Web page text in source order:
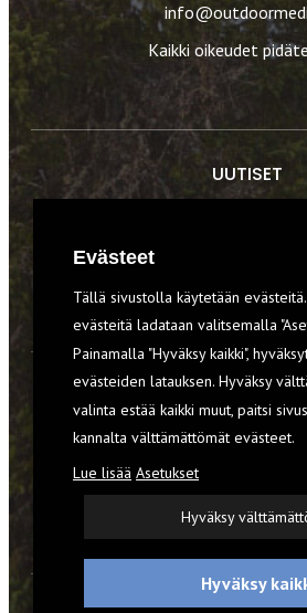
Kaikki oikeudet
UUTISET
VARUSTEET
TILAA RETKI-
YHTEYSTIEDOT
EVÄSTEET
Evästeet
Tällä sivustolla käytetään
evästeitä ladataan valitsemalla
Painamalla "Hyväksy kaikki",
evästeiden latauksen. Hyväksy
valinta estää kaikki muut, paitsi
kannalta välttämättömät evästeet.
Lue lisää Asetukset
Hyväksy
Hyväksy